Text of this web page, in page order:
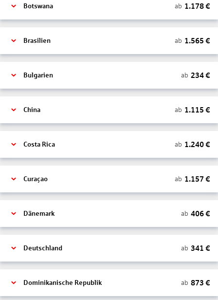
Botswana ab 1.178€
Brasilien ab 1.565 €
Bulgarien ab 234€
China ab 1.115 €
Costa Rica ab 1.240€
Curaçao ab 1.157 €
Dänemark ab 406€
Deutschland ab 341 €
Dominikanische Republik ab 873 €